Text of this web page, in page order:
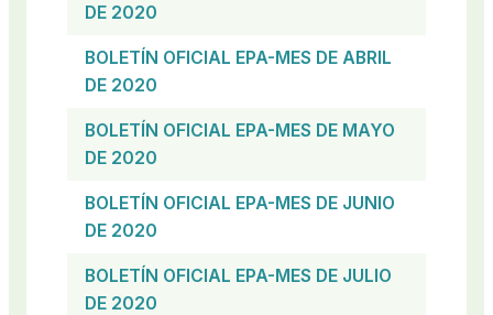
DE 2020
BOLETÍN OFICIAL EPA-MES DE ABRIL
DE 2020
BOLETÍN OFICIAL EPA-MES DE MAYO
DE 2020
BOLETÍN OFICIAL EPA-MES DE JUNIO
DE 2020
BOLETÍN OFICIAL EPA-MES DE JULIO
DE 2020